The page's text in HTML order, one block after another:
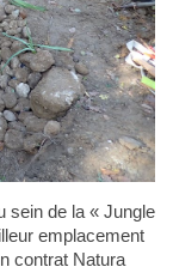
sein de la « Jungle
emplacement
contrat Natura